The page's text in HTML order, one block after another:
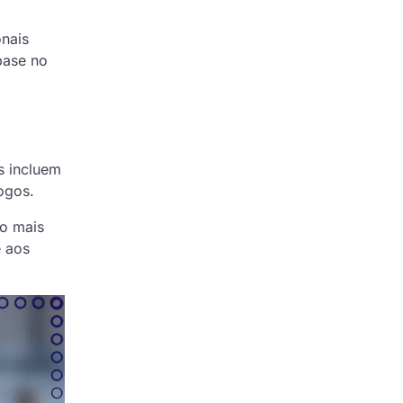
no
incluem
mais
aos